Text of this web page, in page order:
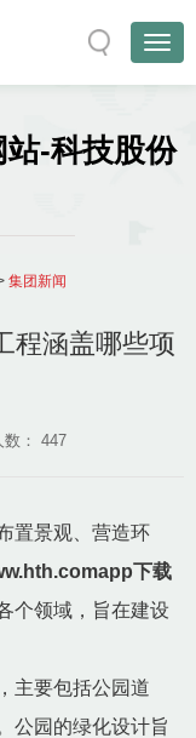
-科技股份
集团新闻
程涵盖哪些项
： 447
置景观、营造环
下载
个领域，旨在建设
主要包括公园道
公园的绿化设计旨